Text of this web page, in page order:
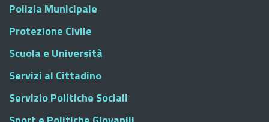
Polizia Municipale
Protezione Civile
Scuola e Università
Servizi al Cittadino
Servizio Politiche Sociali